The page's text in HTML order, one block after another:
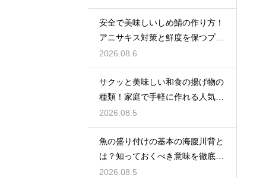
安全で美味しいしめ鯖の作り方！
アニサキス対策と鮮度を保つプロ
の技
2026.08.6
サクッと美味しい和食の揚げ物の
種類！家庭で手軽に作れる人気の
絶品レシピ
2026.08.5
魚の盛り付けの基本の海腹川背と
は？知っておくべき意味を徹底解
説
2026.08.5